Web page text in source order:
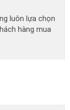
luôn lựa chọn
hàng mua